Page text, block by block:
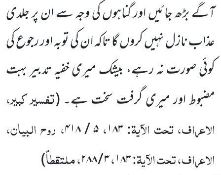
آگے بڑھ جائیں اور گناہوں کی وجہ سے ان پر جلدی
عذاب نازل نہیں کروں گا تاکہ ان کی توبہ اور رجوع کی
کوئی صورت نہ رہے، بیشک میری خفیہ تدبیر بہت
مضبوط اور میری گرفت سخت ہے۔(تفسیر کبیر،
الاعراف، تحت الآیۃ:۱۸۳،۵ / ۴۱۸
، روح البیان،
الاعراف، تحت الآیۃ:۱۸۳،۳ / ۲۸۸ ، ملتقطاً)